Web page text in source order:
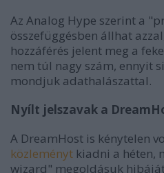
Az Analog Hype szerint a
összefüggésben állhat
hozzáférés jelent meg a
nem túl nagy szám, ennyit
mondjuk adathalászattal.
Nyílt jelszavak a
A DreamHost is kénytelen
közleményt kiadni a héten,
wizard" megoldásuk